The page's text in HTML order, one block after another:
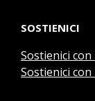
SOSTIENICI
Sostienici
Sostienici